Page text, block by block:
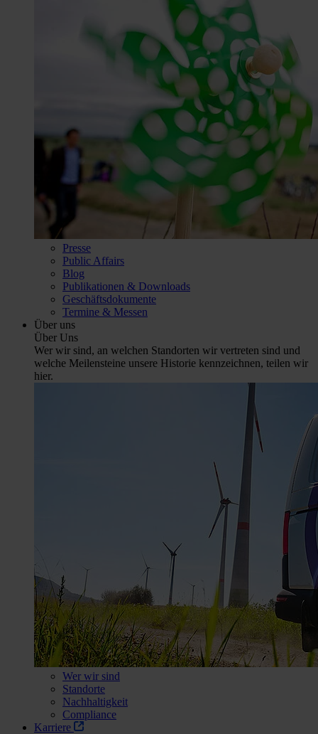
Presse
Public Affairs
Blog
Publikationen & Downloads
Geschäftsdokumente
Termine & Messen
Über uns
Über Uns
Wer wir sind, an welchen Standorten wir vertreten sind und
welche Meilensteine unsere Historie kennzeichnen, teilen wir
hier.
Wer wir sind
Standorte
Nachhaltigkeit
Compliance
Karriere